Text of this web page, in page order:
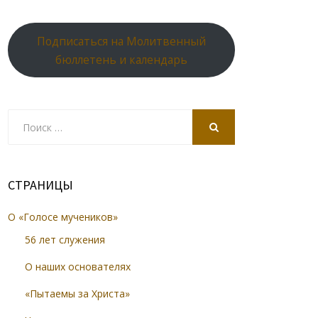
Подписаться на Молитвенный
бюллетень и календарь
СТРАНИЦЫ
О «Голосе мучеников»
56 лет служения
О наших основателях
«Пытаемы за Христа»